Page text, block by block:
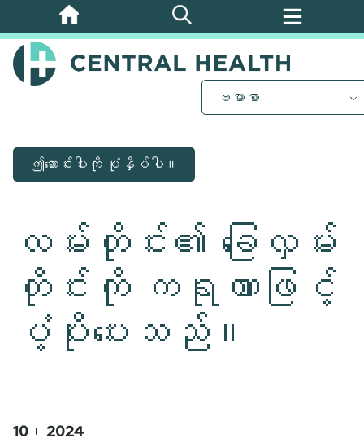
အဓိက
အကြောင်းအရာ
သို့
ဗမာစာ
ဤဆောင်းပါးကို ပုံနှိပ်ပါ။
လမ်းတိုင်း၏ ခြေလှမ်း
တိုင်းကို ကရုဏာဖြင့်
ပံ့ပိုးပေးသည်။
10၊ 2024